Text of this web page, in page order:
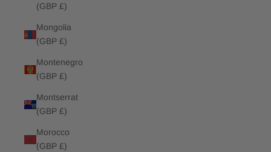
(GBP £)
Mongolia
(GBP £)
Montenegro
(GBP £)
Montserrat
(GBP £)
Morocco
(GBP £)